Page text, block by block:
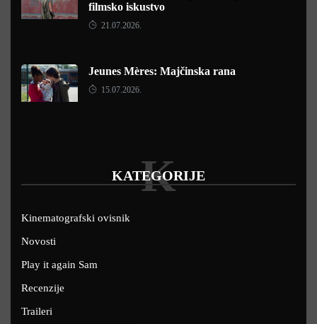
filmsko iskustvo
21.07.2026.
Jeunes Mères: Majčinska rana
15.07.2026.
KATEGORIJE
K
Kinematografski ovisnik
Novosti
Play it again Sam
Recenzije
Traileri